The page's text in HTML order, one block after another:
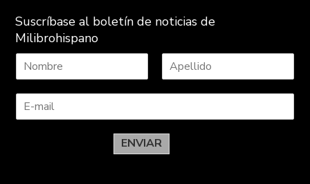
Suscríbase al boletín de noticias de
Milibrohispano
o
b
p
l
d
ENVIAR